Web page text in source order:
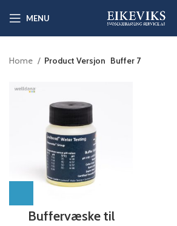
MENU
Home Product Versjon Buffer 7
Buffervæske til